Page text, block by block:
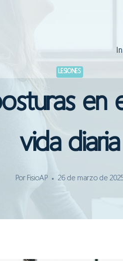
LESIONES
en
vida diaria
Por FisioAP 26 de marzo de